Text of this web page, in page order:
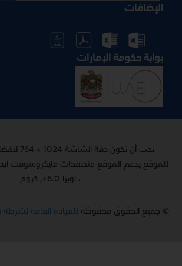
الإضافات
بوابة حكومة الإمارات
يجب أن تكون دقة الشاشة 1024 × 764 لأفضل تصفح للموقع
، اوبرا 6.0+, كروم
© جميع الحقوق محفوظةللقيادة العامة لشرطة